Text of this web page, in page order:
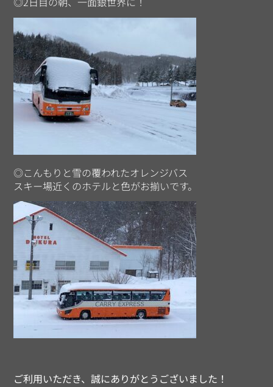
◎こんもりと雪の覆われたオレンジバス
スキー場近くのホテルと色がお揃いです。
ご利用いただき、誠にありがとうございました！